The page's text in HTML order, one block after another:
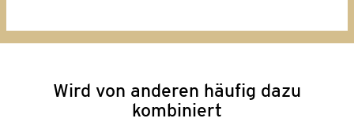
Wird von anderen häufig dazu
kombiniert